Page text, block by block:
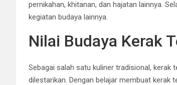
pernikahan, khitanan, dan hajatan lainnya.
kegiatan budaya lainnya.
Nilai Budaya Kerak
Sebagai salah satu kuliner tradisional, kerak
dilestarikan. Dengan belajar membuat kerak